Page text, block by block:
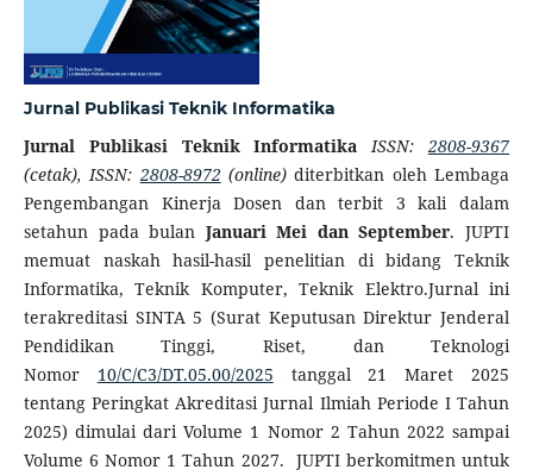
Jurnal Publikasi Teknik Informatika
Jurnal Publikasi Teknik Informatika ISSN:2808-9367
(cetak), ISSN:2808-8972 (online)diterbitkan oleh Lembaga
Pengembangan Kinerja Dosen dan terbit 3 kali dalam
setahun pada bulan Januari Mei dan September. JUPTI
memuat naskah hasil-hasil penelitian di bidang Teknik
Informatika, Teknik Komputer, Teknik Elektro.Jurnal ini
terakreditasi SINTA 5 (Surat Keputusan Direktur Jenderal
Pendidikan Tinggi, Riset, dan Teknologi
Nomor 10/C/C3/DT.05.00/2025 tanggal 21 Maret 2025
tentang Peringkat Akreditasi Jurnal Ilmiah Periode I Tahun
2025) dimulai dari Volume 1 Nomor 2 Tahun 2022 sampai
Volume 6 Nomor 1 Tahun 2027. JUPTI berkomitmen untuk